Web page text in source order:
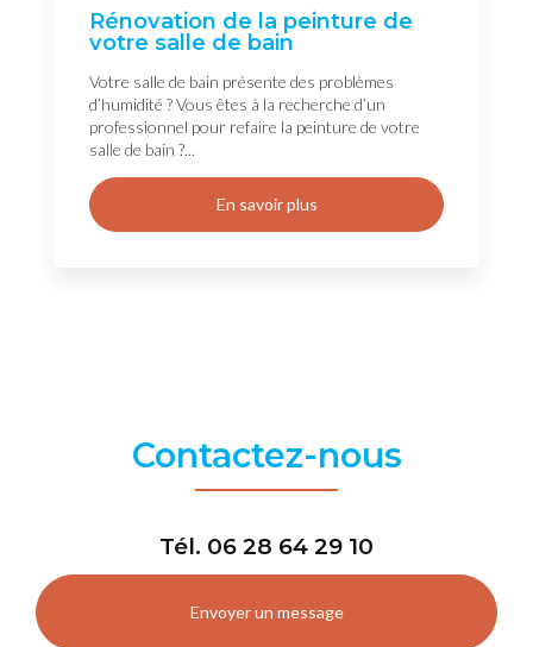
Rénovation de la peinture de
votre salle de bain
Votre salle de bain présente des problèmes
d’humidité ? Vous êtes à la recherche d’un
professionnel pour refaire la peinture de votre
salle de bain ?...
En savoir plus
Contactez-nous
Tél. 06 28 64 29 10
Envoyer un message